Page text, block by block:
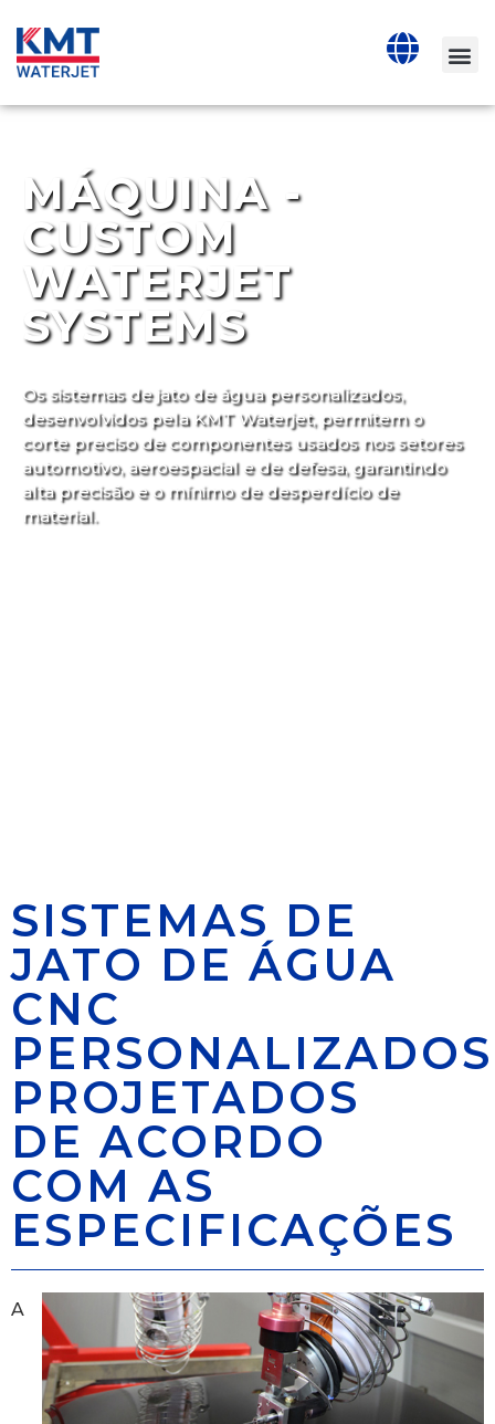
MÁQUINA -
CUSTOM
WATERJET
SYSTEMS
Os sistemas de jato de água personalizados,
desenvolvidos pela KMT Waterjet, permitem o
corte preciso de componentes usados nos setores
automotivo, aeroespacial e de defesa, garantindo
alta precisão e o mínimo de desperdício de
material.
SISTEMAS DE
JATO DE ÁGUA
CNC
PROJETADOS
DE ACORDO
COM AS
ESPECIFICAÇÕES
A